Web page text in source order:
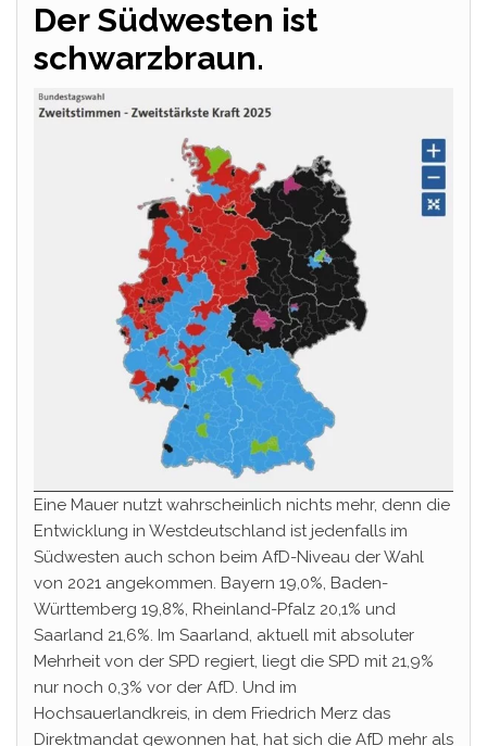
Der Südwesten ist
schwarzbraun.
Eine Mauer nutzt wahrscheinlich nichts mehr, denn die
Entwicklung in Westdeutschland ist jedenfalls im
Südwesten auch schon beim AfD-Niveau der Wahl
von 2021 angekommen. Bayern 19,0%, Baden-
Württemberg 19,8%, Rheinland-Pfalz 20,1% und
Saarland 21,6%. Im Saarland, aktuell mit absoluter
Mehrheit von der SPD regiert, liegt die SPD mit 21,9%
nur noch 0,3% vor der AfD. Und im
Hochsauerlandkreis, in dem Friedrich Merz das
Direktmandat gewonnen hat, hat sich die AfD mehr als